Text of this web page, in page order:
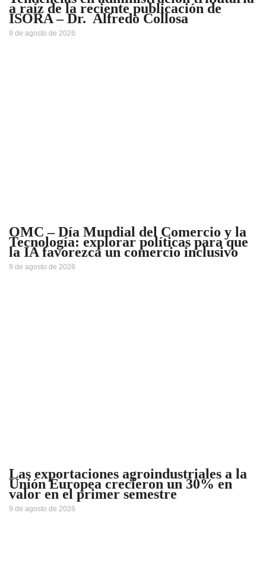
a raíz de la reciente publicación de
ISORA – Dr. Alfredo Collosa
9 de agosto de 2026
OMC – Día Mundial del Comercio y la
Tecnología: explorar políticas para que
la IA favorezca un comercio inclusivo
9 de agosto de 2026
Las exportaciones agroindustriales a la
Unión Europea crecieron un 30% en
valor en el primer semestre
9 de agosto de 2026